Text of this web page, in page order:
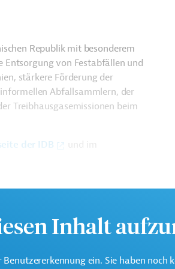
Republik mit besonderem
Entsorgung von Festabfällen und
stärkere Förderung der
Abfallsammlern, der
Treibhausgasemissionen beim
der IDB
und im
Inhalt
ein. Sie haben noch